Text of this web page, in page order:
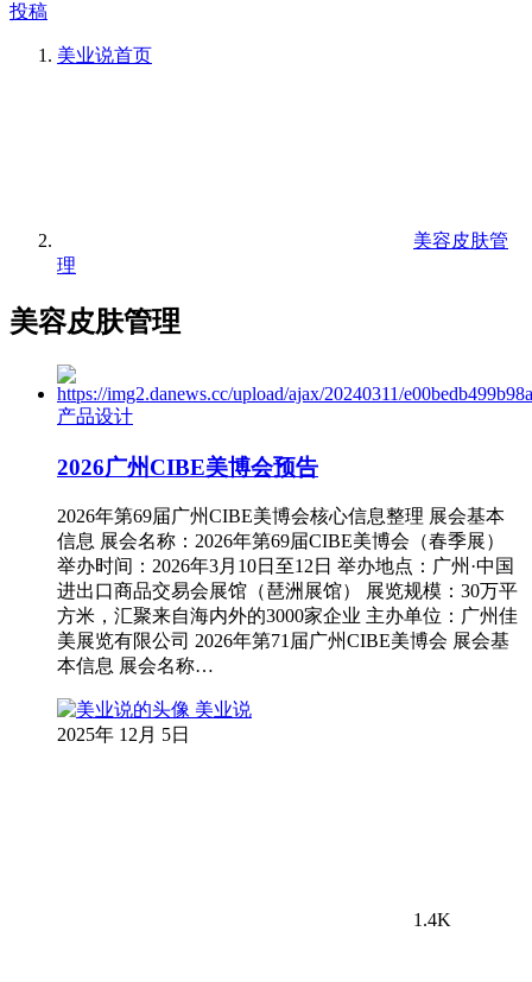
投稿
美业说首页
美容皮肤管
理
美容皮肤管理
产品设计
2026广州CIBE美博会预告
2026年第69届广州CIBE美博会核心信息整理 展会基本
信息 展会名称：2026年第69届CIBE美博会（春季展）
举办时间：2026年3月10日至12日 举办地点：广州·中国
进出口商品交易会展馆（琶洲展馆） 展览规模：30万平
方米，汇聚来自海内外的3000家企业 主办单位：广州佳
美展览有限公司 2026年第71届广州CIBE美博会 展会基
本信息 展会名称…
美业说
2025年 12月 5日
1.4K